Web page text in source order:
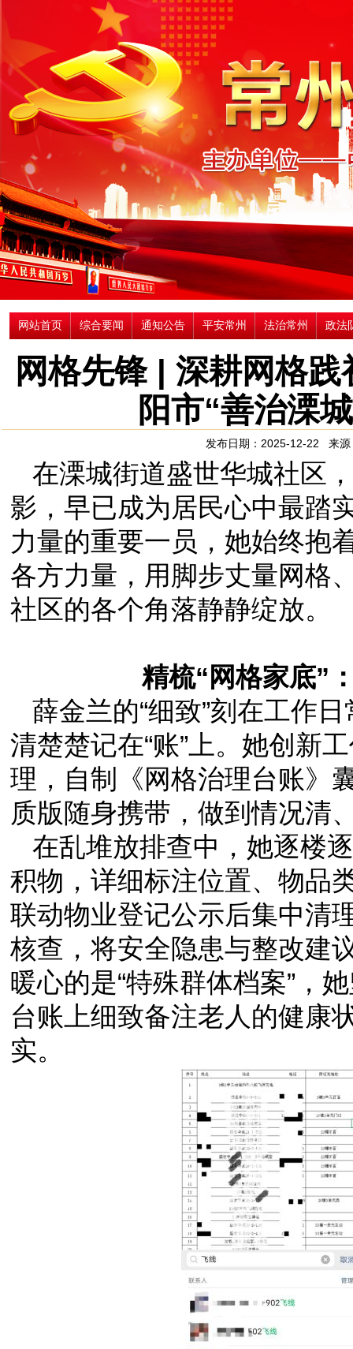
网站首页 综合要闻 通知公告 平安常州 法治常州 政法
网格先锋 | 深耕网格
阳市“善治溧
发布日期：2025-12-22 来源
在溧城街道盛世华城社区
影，早已成为居民心中最踏
力量的重要一员，她始终抱
各方力量，用脚步丈量网格
社区的各个角落静静绽放。
精梳“网格家底”
薛金兰的“细致”刻在工作
清楚楚记在“账”上。她创新
理，自制《网格治理台账》
质版随身携带，做到情况清
在乱堆放排查中，她逐楼
积物，详细标注位置、物品
联动物业登记公示后集中清
核查，将安全隐患与整改建
暖心的是“特殊群体档案”，
台账上细致备注老人的健康
实。